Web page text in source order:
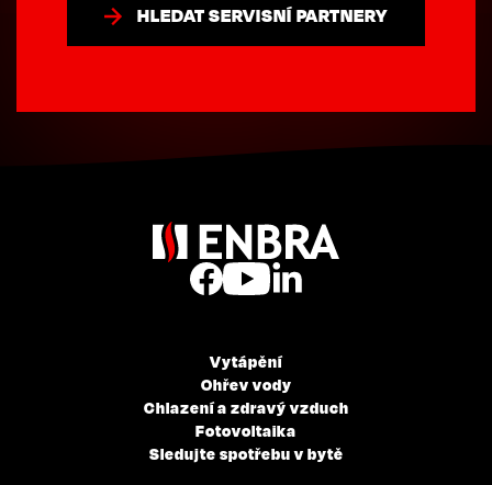
HLEDAT SERVISNÍ PARTNERY
Vytápění
Ohřev vody
Chlazení a zdravý vzduch
Fotovoltaika
Sledujte spotřebu v bytě